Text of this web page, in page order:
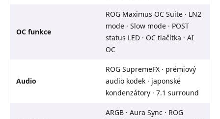
OC funkce
ROG Maximus OC Suite · LN2
mode · Slow mode · POST
status LED · OC tlačítka · AI
OC
Audio
ROG SupremeFX · prémiový
audio kodek · japonské
kondenzátory · 7.1 surround
ARGB · Aura Sync · ROG